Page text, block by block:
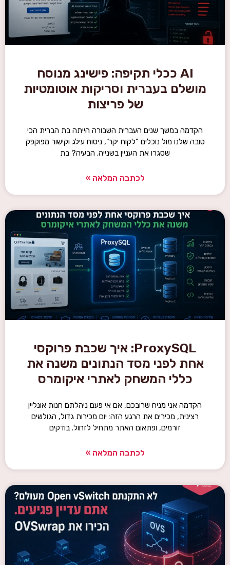
AI ככלי תקיפה: פישינג מנוסח
בעברית וסריקות אוטומטיות
של פריצות
במשך שנים העברית השבורה הייתה בת הברית הכי
מול נוכלים "לקוח יקר", ניסוח עילג וקישור מפוקפק
שסגרו את העניין בשנייה. הבעיה? בת
לכתבה המלאה »
ProxySQL: איך שכבת פרוקסי
לפני מסד הנתונים משנה את
המשחק לאתרי איקומרס
אני מניח שרובכם, אם אי פעם ניהלתם חנות אונליין
מכירים את הרגע הזה: יום מכירות גדול, הגולשים
זורמים, ופתאום האתר מתחיל לזחול. בודקים
לכתבה המלאה »